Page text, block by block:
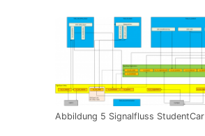
Abbildung 5 Signalfluss StudentCar